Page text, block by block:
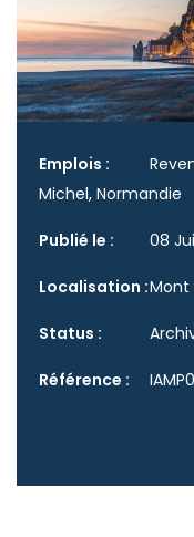
Emplois :
Michel, Normandie
Publié le : 08
Localisation :Mont
Status :
Référence :